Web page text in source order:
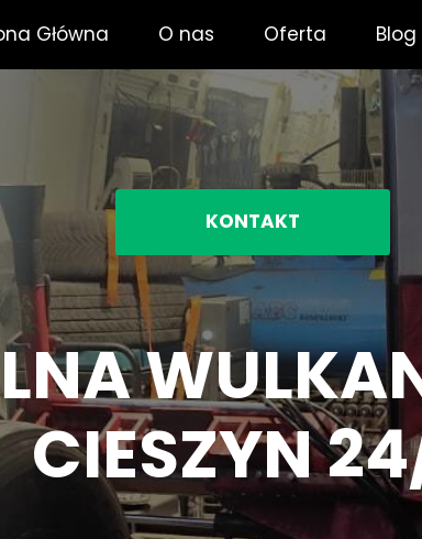
Główna O nas Oferta Blog
CIESZYN
KONTAKT